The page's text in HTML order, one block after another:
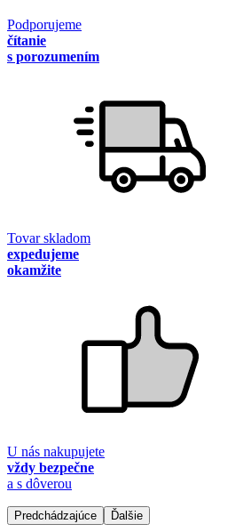
Podporujeme
čítanie
s porozumením
Tovar skladom
expedujeme
okamžite
U nás nakupujete
vždy bezpečne
a s dôverou
Predchádzajúce Ďalšie